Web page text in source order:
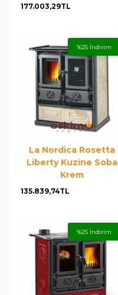
177.003,29TL
%25 İndirim
La Nordica Rosetta
Liberty Kuzine Soba
Krem
135.839,74TL
%25 İndirim